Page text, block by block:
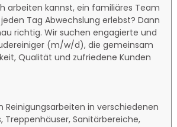
arbeiten kannst, ein familiäres Team
Tag Abwechslung erlebst? Dann
richtig. Wir suchen engagierte und
(m/w/d), die gemeinsam
Qualität und zufriedene Kunden
Reinigungsarbeiten in verschiedenen
Treppenhäuser, Sanitärbereiche,